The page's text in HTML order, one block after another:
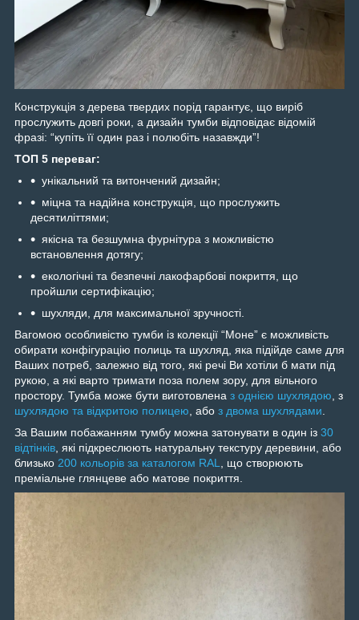
Конструкція з дерева твердих порід гарантує, що виріб
прослужить довгі роки, а дизайн тумби відповідає відомій
фразі: “купіть її один раз і полюбіть назавжди”!
ТОП 5 переваг:
унікальний та витончений дизайн;
міцна та надійна конструкція, що прослужить
десятиліттями;
якісна та безшумна фурнітура з можливістю
встановлення дотягу;
екологічні та безпечні лакофарбові покриття, що
пройшли сертифікацію;
шухляди, для максимальної зручності.
Вагомою особливістю тумби із колекції “Моне” є можливість
обирати конфігурацію полиць та шухляд, яка підійде саме для
Ваших потреб, залежно від того, які речі Ви хотіли б мати під
рукою, а які варто тримати поза полем зору, для вільного
простору. Тумба може бути виготовлена з однією шухлядою , з
шухлядою та відкритою полицею , або з двома шухлядами
За Вашим побажанням тумбу можна затонувати в один із 30
відтінків , які підкреслюють натуральну текстуру деревини, або
близько 200 кольорів за каталогом RAL
, що створюють
преміальне глянцеве або матове покриття.